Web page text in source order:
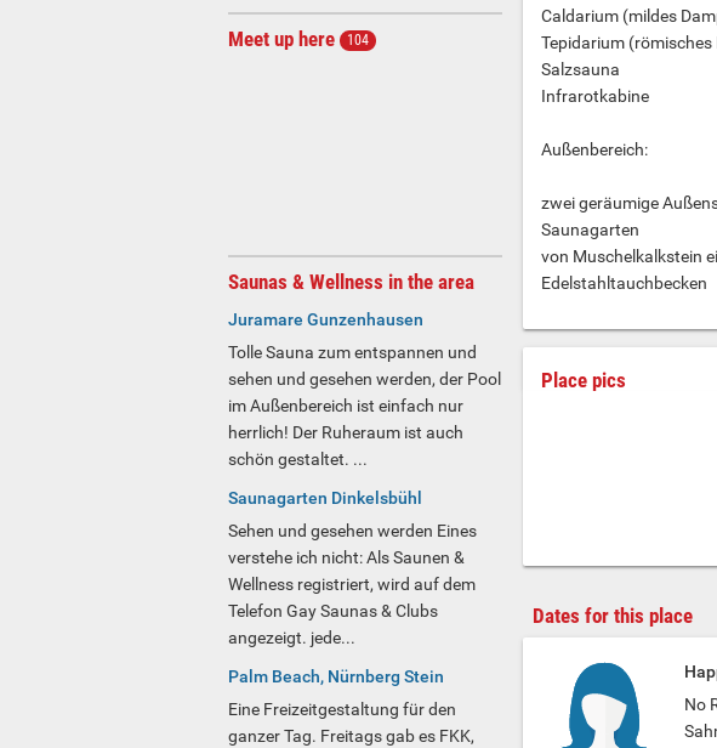
Meet up here 104
Caldarium (mildes
Tepidarium
Salzsauna
Infrarotkabine
Außenbereich:
zwei geräumige
Saunagarten
von Muschelkalkstein
Edelstahltauchbecken
Place pics
Dates for this place
No
Saunas & Wellness in the area
Juramare Gunzenhausen
Tolle Sauna zum entspannen und
sehen und gesehen werden, der Pool
im Außenbereich ist einfach nur
herrlich! Der Ruheraum ist auch
schön gestaltet. ...
Saunagarten Dinkelsbühl
Sehen und gesehen werden Eines
verstehe ich nicht: Als Saunen &
Wellness registriert, wird auf dem
Telefon Gay Saunas & Clubs
angezeigt. jede...
Palm Beach, Nürnberg Stein
Eine Freizeitgestaltung für den
ganzer Tag. Freitags gab es FKK,